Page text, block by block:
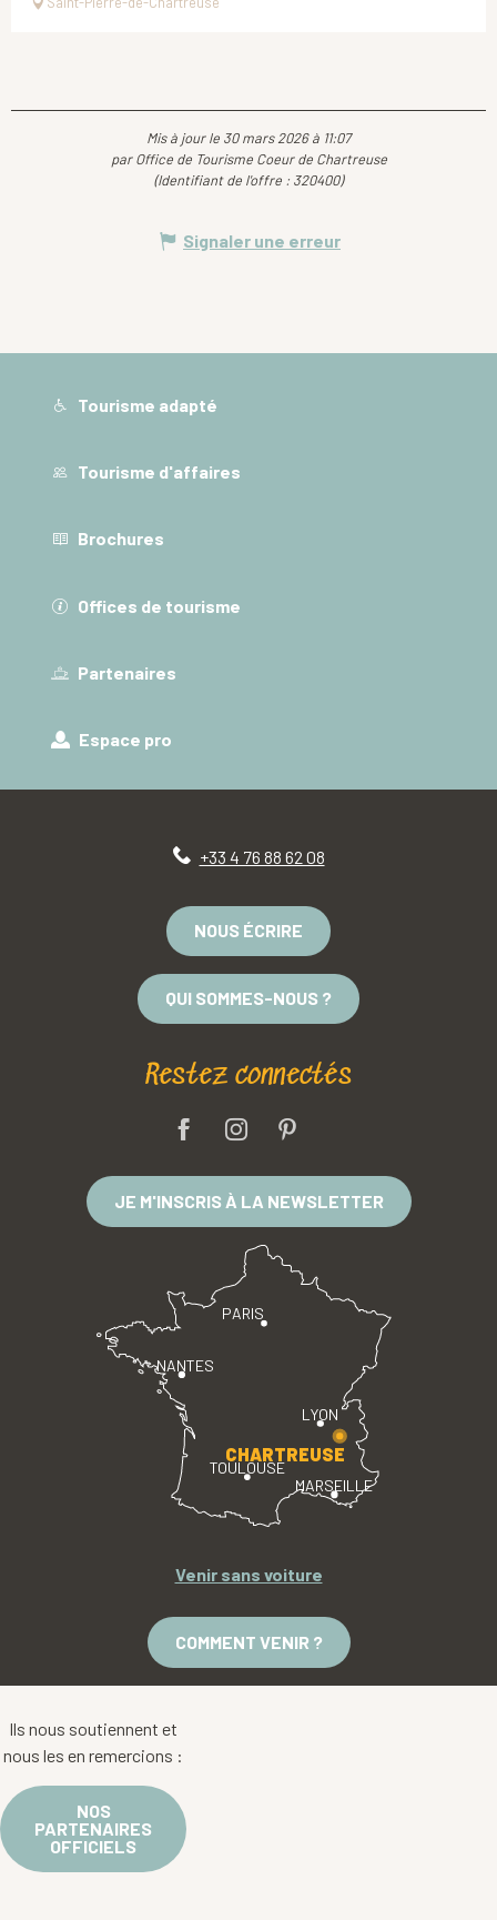
Mis à jour le 30 mars 2026 à 11:07
par Office de Tourisme Coeur de Chartreuse
(Identifiant de l'offre : 320400)
Signaler une erreur
Tourisme adapté
Tourisme d'affaires
Brochures
Offices de tourisme
Partenaires
Espace pro
+33 4 76 88 62 08
NOUS ÉCRIRE
QUI SOMMES-NOUS ?
Restez connectés
JE M'INSCRIS À LA NEWSLETTER
PARIS
LYON
TOULOUSE
MARSEILLE
NANTES
CHARTREUSE
Venir sans voiture
COMMENT VENIR ?
Ils nous soutiennent et
nous les en remercions :
NOS
PARTENAIRES
OFFICIELS